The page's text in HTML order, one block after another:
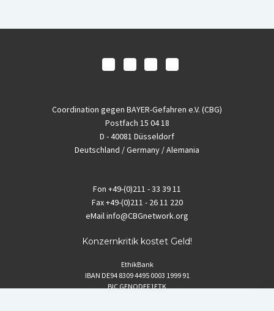
Coordination gegen BAYER-Gefahren e.V. (CBG)
Postfach 15 04 18
D - 40081 Düsseldorf
Deutschland / Germany / Alemania
Fon +49-(0)211 - 33 39 11
Fax+49-(0)211 - 26 11 220
eMailinfo@CBGnetwork.org
Konzernkritik kostet Geld!
EthikBank
IBAN DE94 8309 4495 0003 1999 91
BIC GENODEF1ETK